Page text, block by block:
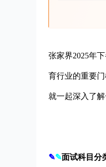
张家界2025年
育行业的重要
就一起深入了解
✎✎面试科目分